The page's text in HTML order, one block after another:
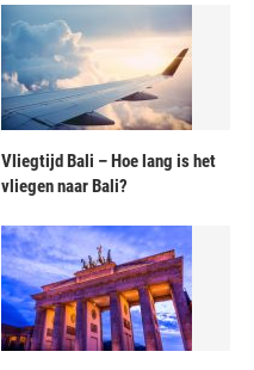
Vliegtijd Bali – Hoe lang is het
vliegen naar Bali?